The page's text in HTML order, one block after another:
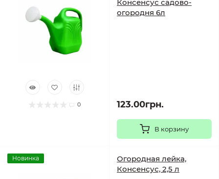
0
Консенсус садово-
огородня 6л
123.00грн.
В корзину
Новинка
Огородная лейка,
Консенсус, 2,5 л